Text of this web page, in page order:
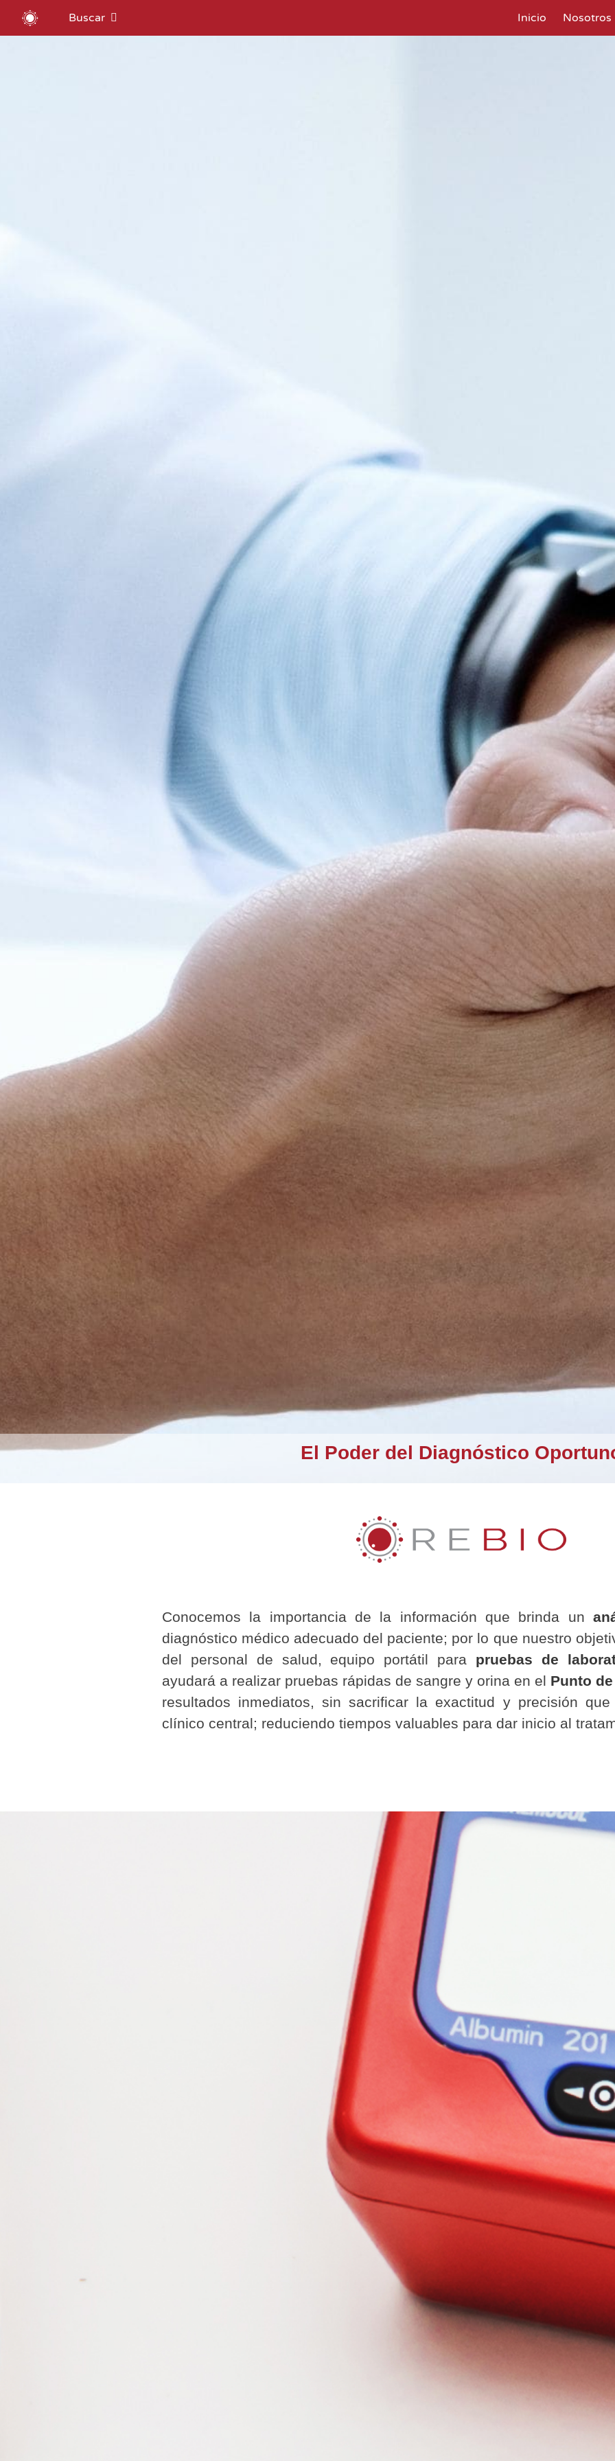
Buscar Inicio Nosotros
El Poder del Diagnóstico
Conocemos la importancia de la información que brinda un
diagnóstico médico adecuado del paciente; por lo que nuestro
del personal de salud, equipo portátil para pruebas de
ayudará a realizar pruebas rápidas de sangre y orina en el Punto
resultados inmediatos, sin sacrificar la exactitud y precisión
clínico central; reduciendo tiempos valuables para dar inicio al